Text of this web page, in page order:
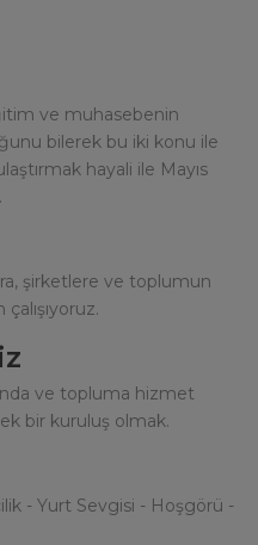
ve muhasebenin
bilerek bu iki konu ile
hayali ile Mayıs
şirketlere ve toplumun
ve topluma hizmet
bir kuruluş olmak.
- Yurt Sevgisi - Hoşgörü -